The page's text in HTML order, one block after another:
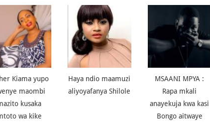
Kiama yupo
maombi
kusaka
wa kike
Haya ndio maamuzi
aliyoyafanya Shilole
MSAANI MPYA :
Rapa mkali
anayekuja kwa kasi
Bongo aitwaye